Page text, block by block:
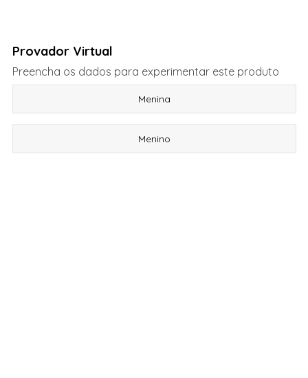
Provador Virtual
Preencha os dados para experimentar este produto
Menina
Menino